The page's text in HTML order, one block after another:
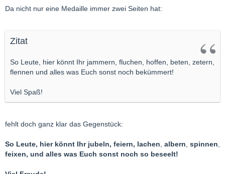
Da nicht nur eine Medaille immer zwei Seiten hat:
Zitat
So Leute, hier könnt Ihr jammern, fluchen, hoffen, beten, zetern,
flennen und alles was Euch sonst noch bekümmert!
Viel Spaß!
fehlt doch ganz klar das Gegenstück:
So Leute, hier könnt Ihr jubeln, feiern, lachen albern spinnen
feixen, und alles was Euch sonst noch so beseelt!